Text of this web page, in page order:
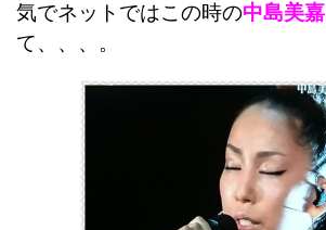
気でネットではこの時の中島美嘉
て、、、。